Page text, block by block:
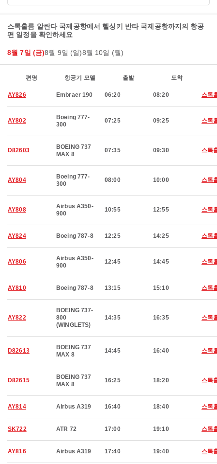
스톡홀름 알란다 국제공항에서 헬싱키 반타 국제공항까지의 항공
편 일정을 확인하세요
8월 7일 (금)8월 9일 (일)8월 10일 (월)
편명 항공기 모델 출발 도착
AY826 Embraer 190 06:20 08:20 스톡
AY802
Boeing 777-
300
07:25 09:25 스톡
D82603
BOEING 737
MAX 8
07:35 09:30 스톡
AY804
Boeing 777-
300
08:00 10:00 스톡
AY808
Airbus A350-
900
10:55 12:55 스톡
AY824 Boeing 787-8 12:25 14:25 스톡
AY806
Airbus A350-
900
12:45 14:45 스톡
AY810 Boeing 787-8 13:15 15:10 스톡
AY822
BOEING 737-
800
(WINGLETS)
14:35 16:35 스톡
D82613
BOEING 737
MAX 8
14:45 16:40 스톡
D82615
BOEING 737
MAX 8
16:25 18:20 스톡
AY814 Airbus A319 16:40 18:40 스톡
SK722 ATR 72 17:00 19:10 스톡
AY816 Airbus A319 17:40 19:40 스톡